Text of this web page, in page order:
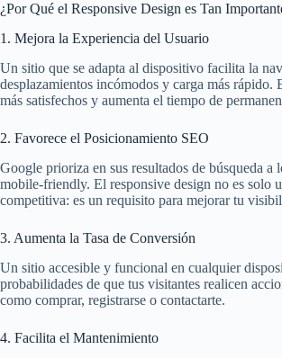
¿Por Qué el Responsive Design es Tan
1. Mejora la Experiencia del Usuario
Un sitio que se adapta al dispositivo facilita la
desplazamientos incómodos y carga más rápido.
más satisfechos y aumenta el tiempo de
2. Favorece el Posicionamiento SEO
Google prioriza en sus resultados de búsqueda a
mobile-friendly. El responsive design no es solo
competitiva: es un requisito para mejorar tu
3. Aumenta la Tasa de Conversión
Un sitio accesible y funcional en cualquier
probabilidades de que tus visitantes realicen
como comprar, registrarse o contactarte.
4. Facilita el Mantenimiento